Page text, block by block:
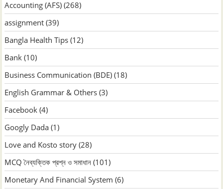
Accounting (AFS) (268)
assignment (39)
Bangla Health Tips (12)
Bank (10)
Business Communication (BDE) (18)
English Grammar & Others (3)
Facebook (4)
Googly Dada (1)
Love and Kosto story (28)
MCQ নৈব্যক্তিক প্রশ্ন ও সমাধান (101)
Monetary And Financial System (6)